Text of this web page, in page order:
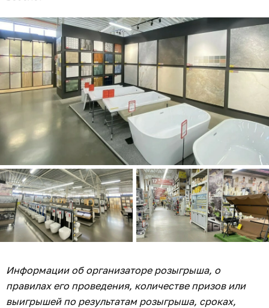
Информации об организаторе розыгрыша, о
правилах его проведения, количестве призов или
выигрышей по результатам розыгрыша, сроках,